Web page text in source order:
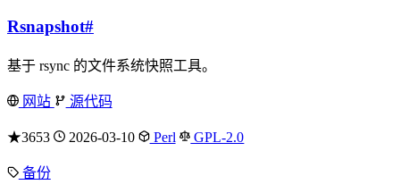
Rsnapshot#
基于 rsync 的文件系统快照工具。
网站 源代码
★3653 2026-03-10 Perl GPL-2.0
备份